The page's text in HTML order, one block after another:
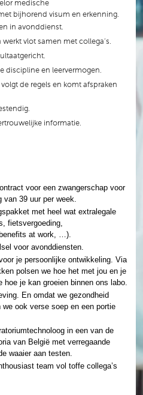
medische
bijhorend visum en erkenning.
in avonddienst.
vlot samen met collega’s.
discipline en leervermogen.
de regels en komt afspraken
informatie.
voor een zwangerschap voor
van 39 uur per week.
met heel wat extralegale
fietsvergoeding,
at work, …).
voor avonddiensten.
je persoonlijke ontwikkeling. Via
polsen we hoe het met jou en je
hoe je kan groeien binnen ons labo.
En omdat we gezondheid
ook verse soep en een portie
in een van de
van België met verregaande
waaier aan testen.
team vol toffe collega’s